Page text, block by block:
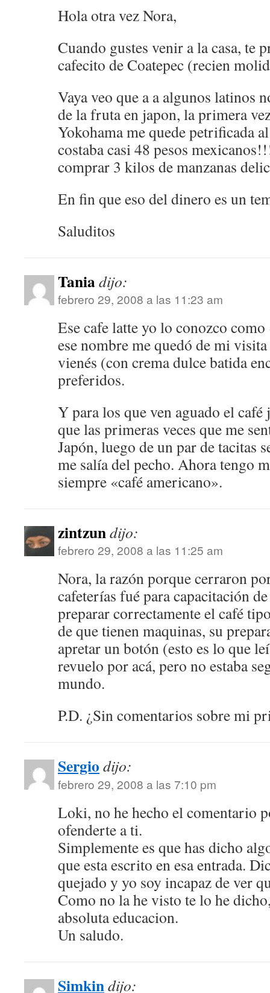
Hola otra vez Nora,
Cuando gustes venir a la casa, te
cafecito de Coatepec (recien
Vaya veo que a a algunos latinos
de la fruta en japon, la primera
Yokohama me quede petrificada
costaba casi 48 pesos
comprar 3 kilos de manzanas
En fin que eso del dinero es un
Saluditos
Taniadijo:
febrero 29, 2008 a las 11:23 am
Ese cafe latte yo lo conozco
ese nombre me quedó de mi
vienés (con crema dulce batida
preferidos.
Y para los que ven aguado el
que las primeras veces que me
Japón, luego de un par de tacitas
me salía del pecho. Ahora tengo
siempre «café americano».
zintzundijo:
febrero 29, 2008 a las 11:25 am
Nora, la razón porque cerraron
cafeterías fué para capacitación
preparar correctamente el café
de que tienen maquinas, su
apretar un botón (esto es lo que
revuelo por acá, pero no estaba
mundo.
P.D. ¿Sin comentarios sobre mi
Sergio dijo:
febrero 29, 2008 a las 7:10 pm
Loki, no he hecho el comentario
ofenderte a ti.
Simplemente es que has dicho
que esta escrito en esa entrada.
quejado y yo soy incapaz de ver
Como no la he visto te lo he
absoluta educacion.
Un saludo.
Simkindijo: